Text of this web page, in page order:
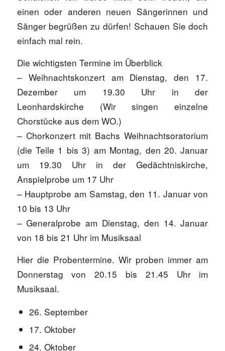
einen oder anderen neuen Sängerinnen und
Sänger begrüßen zu dürfen! Schauen Sie doch
einfach mal rein.
Die wichtigsten Termine im Überblick
– Weihnachtskonzert am Dienstag, den 17.
Dezember um 19.30 Uhr in der
Leonhardskirche (Wir singen einzelne
Chorstücke aus dem WO.)
– Chorkonzert mit Bachs Weihnachtsoratorium
(die Teile 1 bis 3) am Montag, den 20. Januar
um 19.30 Uhr in der Gedächtniskirche,
Anspielprobe um 17 Uhr
– Hauptprobe am Samstag, den 11. Januar von
10 bis 13 Uhr
– Generalprobe am Dienstag, den 14. Januar
von 18 bis 21 Uhr im Musiksaal
Hier die Probentermine. Wir proben immer am
Donnerstag von 20.15 bis 21.45 Uhr im
Musiksaal.
26. September
17. Oktober
24. Oktober